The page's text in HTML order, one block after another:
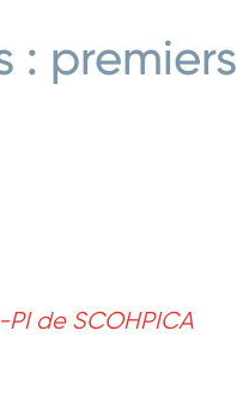
: premiers
de SCOHPICA